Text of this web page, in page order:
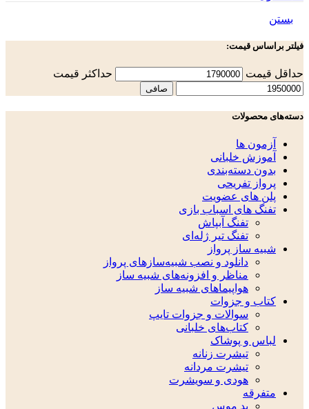
بستن
فیلتر براساس قیمت:
حداقل قیمت حداكثر قيمت
صافی
دسته‌های محصولات
آزمون ها
آموزش خلبانی
بدون دسته‌بندی
پرواز تفریحی
پلن های عضویت
تفنگ های اسباب بازی
تفنگ آبپاش
تفنگ تیر ژله‌ای
شبیه ساز پرواز
دانلود و نصب شبیه‌سازهای پرواز
مناظر و افزونه‌های شبیه ساز
هواپیماهای شبیه ساز
کتاب و جزوات
سوالات و جزوات تایپ
کتاب‌های خلبانی
لباس و پوشاک
تیشرت زنانه
تیشرت مردانه
هودی و سویشرت
متفرقه
پد موس